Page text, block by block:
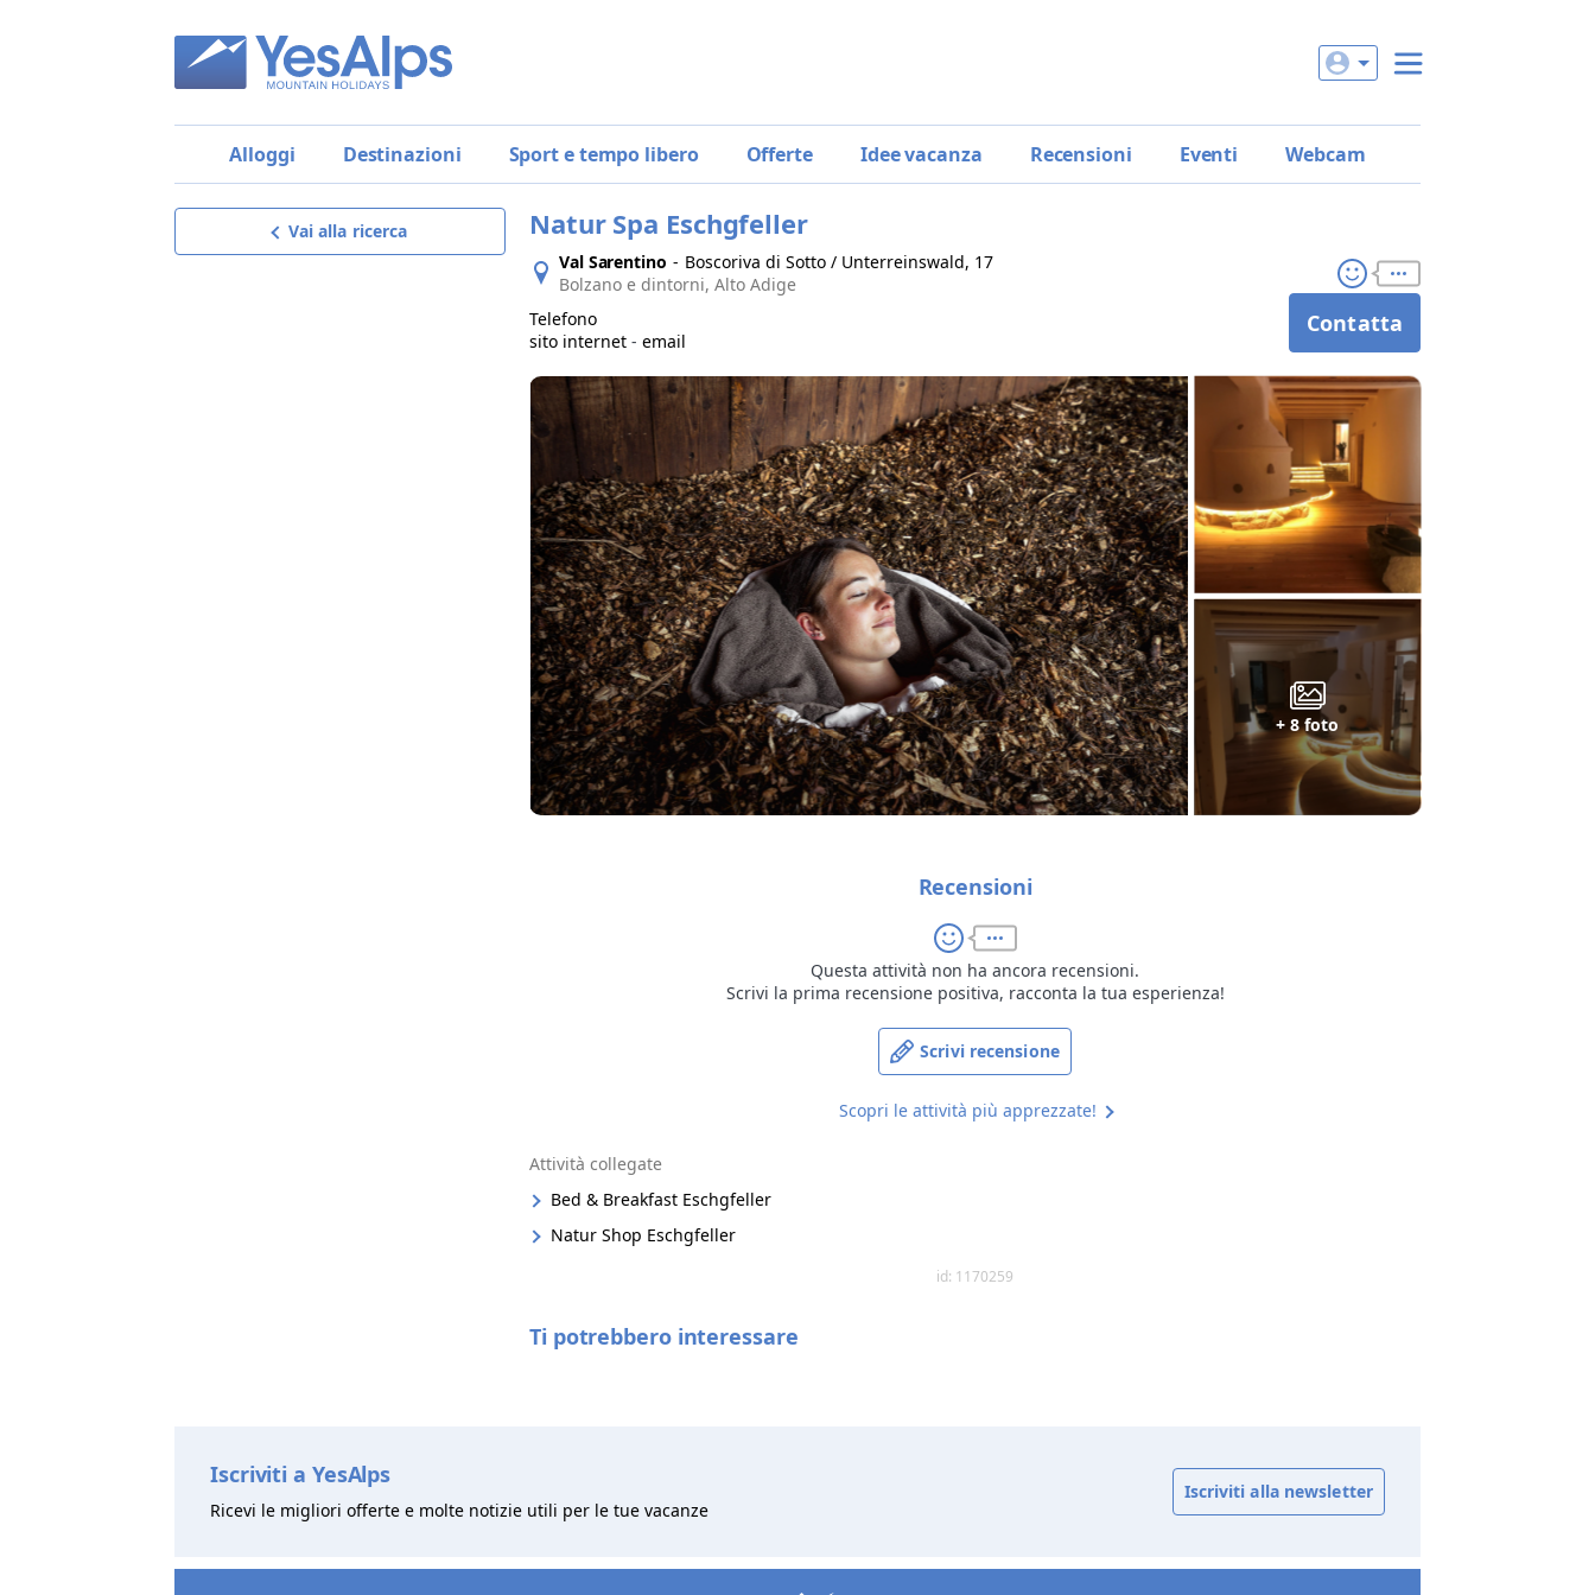
Alloggi Destinazioni Sport e tempo libero Offerte Idee vacanza Recensioni Eventi Webcam
Vai alla ricerca Natur Spa Eschgfeller
Val Sarentino - Boscoriva di Sotto / Unterreinswald, 17
Bolzano e dintorni, Alto Adige
Telefono
sito internet - email
Contatta
+ 8 foto
Recensioni
Questa attività non ha ancora recensioni.
Scrivi la prima recensione positiva, racconta la tua esperienza!
Scrivi recensione
Scopri le attività più apprezzate!
Attività collegate
Bed & Breakfast Eschgfeller
Natur Shop Eschgfeller
id: 1170259
Ti potrebbero interessare
Iscriviti a YesAlps
Ricevi le migliori offerte e molte notizie utili per le tue vacanze
Iscriviti alla newsletter